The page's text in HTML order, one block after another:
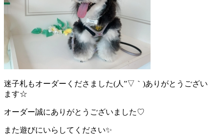
迷子札もオーダーくださました(人”▽｀)ありがとうござい
ます☆
オーダー誠にありがとうございました♡
また遊びにいらしてください✨